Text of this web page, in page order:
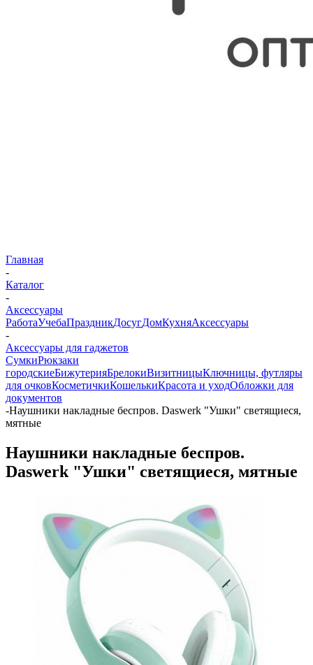
Главная
-
Каталог
-
Аксессуары
РаботаУчебаПраздникДосугДомКухняАксессуары
-
Аксессуары для гаджетов
СумкиРюкзаки
городскиеБижутерияБрелокиВизитницыКлючницы, футляры
для очковКосметичкиКошелькиКрасота и уходОбложки для
документов
-Наушники накладные беспров. Daswerk "Ушки" светящиеся,
мятные
Наушники накладные беспров.
Daswerk "Ушки" светящиеся, мятные